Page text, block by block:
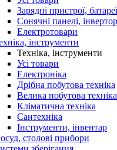
Зарядні пристрої, батареї
Сонячні панелі,
Електротовари
інструменти
Техніка, інструменти
Усі товари
Електроніка
Дрібна побутова техніка
Велика побутова техніка
Кліматична техніка
Сантехніка
Інструменти, інвентар
столові прибори